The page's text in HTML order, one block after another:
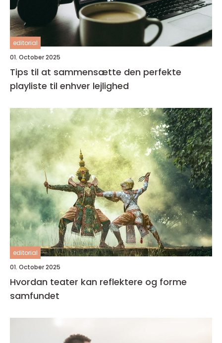
editorial
01. October 2025
Tips til at sammensætte den perfekte
playliste til enhver lejlighed
editorial
01. October 2025
Hvordan teater kan reflektere og forme
samfundet